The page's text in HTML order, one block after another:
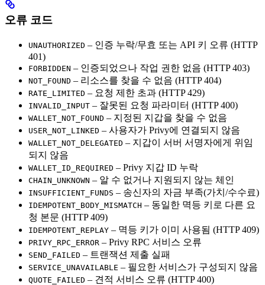
오류 코드
UNAUTHORIZED – 인증 누락/무효 또는 API 키 오류 (HTTP
401)
FORBIDDEN – 인증되었으나 작업 권한 없음 (HTTP 403)
NOT_FOUND – 리소스를 찾을 수 없음 (HTTP 404)
RATE_LIMITED – 요청 제한 초과 (HTTP 429)
INVALID_INPUT – 잘못된 요청 파라미터 (HTTP 400)
WALLET_NOT_FOUND – 지정된 지갑을 찾을 수 없음
USER_NOT_LINKED – 사용자가 Privy에 연결되지 않음
WALLET_NOT_DELEGATED – 지갑이 서버 서명자에게 위임
되지 않음
WALLET_ID_REQUIRED – Privy 지갑 ID 누락
CHAIN_UNKNOWN – 알 수 없거나 지원되지 않는 체인
INSUFFICIENT_FUNDS – 송신자의 자금 부족(가치/수수료)
IDEMPOTENT_BODY_MISMATCH – 동일한 멱등 키로 다른 요
청 본문 (HTTP 409)
IDEMPOTENT_REPLAY – 멱등 키가 이미 사용됨 (HTTP 409)
PRIVY_RPC_ERROR – Privy RPC 서비스 오류
SEND_FAILED – 트랜잭션 제출 실패
SERVICE_UNAVAILABLE – 필요한 서비스가 구성되지 않음
QUOTE_FAILED – 견적 서비스 오류 (HTTP 400)